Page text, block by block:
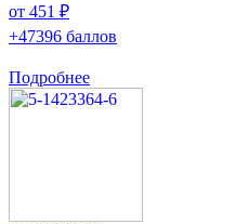
от 451 ₽
+47396 баллов
Подробнее